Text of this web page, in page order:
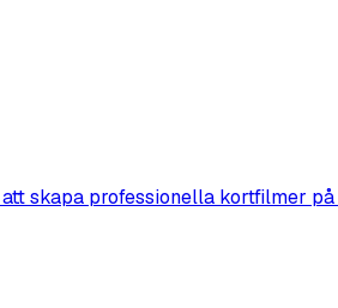
skapa professionella kortfilmer